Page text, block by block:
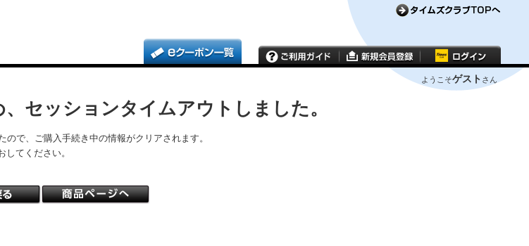
ようこそゲスト さん
セッションタイムアウトしました。
で、ご購入手続き中の情報がクリアされます。
てください。